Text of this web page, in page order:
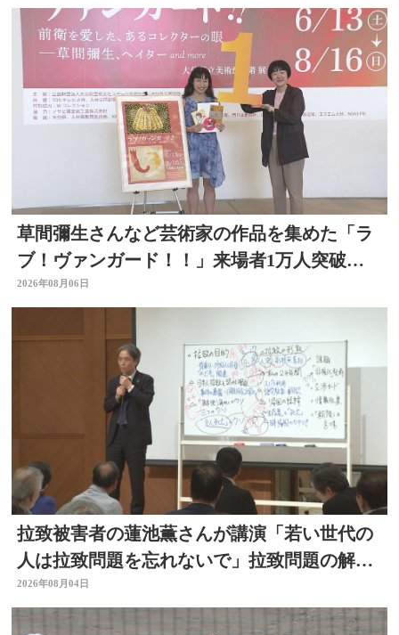
草間彌生さんなど芸術家の作品を集めた「ラ
ブ！ヴァンガード！！」来場者1万人突破
大分県立美術館
2026年08月06日
拉致被害者の蓮池薫さんが講演「若い世代の
人は拉致問題を忘れないで」拉致問題の解決
訴える
2026年08月04日